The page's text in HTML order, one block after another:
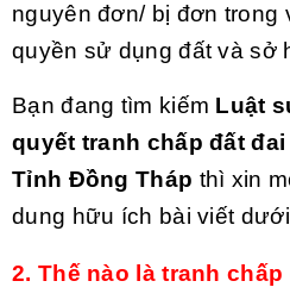
nguyên đơn/ bị đơn trong
quyền sử dụng đất và sở
Bạn đang tìm kiếm Luật
quyết tranh chấp đất
Tỉnh Đồng Tháp thì xin
dung hữu ích bài viết
2. Thế nào là tranh chấp